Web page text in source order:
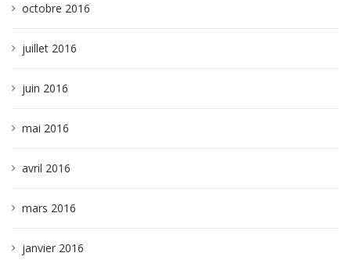
octobre 2016
juillet 2016
juin 2016
mai 2016
avril 2016
mars 2016
janvier 2016